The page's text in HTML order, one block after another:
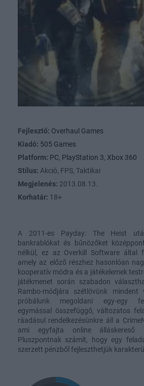
Fejlesztő: Overhaul Games
Kiadó: 505 Games
Platform: PC, PlayStation 3, Xbox 360
Stílus: Akció, FPS, Taktikai
Megjelenés: 2013.08.13.
Korhatár: 18+
A 2011-es Payday: The Heist
bankrablókat és bűnözőket
nélkül, ez az Overkill Software által
amely az előző részhez hasonlóan
kooperatív módra és a játékelemek
játékmenet során szabadon
Rambo-módjára szétlövünk mindent
próbálunk megoldani egy-egy
egymással összefüggő, változatos
ráadásul rendelkezésünkre áll a
ami egyfajta online álláskereső
Pluszpontnak számít, hogy egy
szerzett pénzből fejleszthetjük